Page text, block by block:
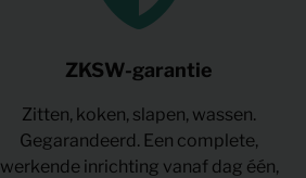
ZKSW-garantie
Zitten, koken, slapen, wassen.
Gegarandeerd. Een complete,
werkende inrichting vanaf dag één,